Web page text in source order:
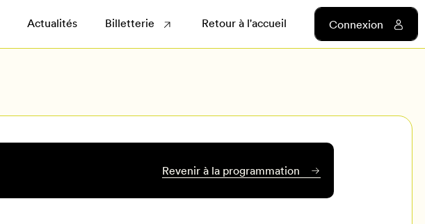
Actualités Billetterie Retour à l'accueil Connexion
Revenir à la programmation